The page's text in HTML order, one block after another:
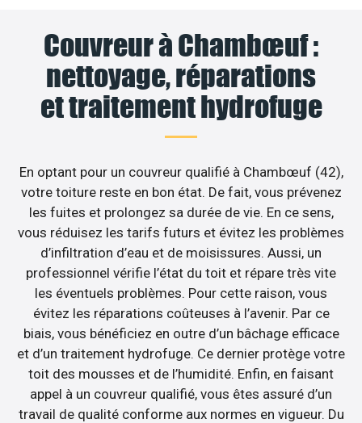
Couvreur à Chambœuf :
nettoyage, réparations
et traitement hydrofuge
En optant pour un couvreur qualifié à Chambœuf (42),
votre toiture reste en bon état. De fait, vous prévenez
les fuites et prolongez sa durée de vie. En ce sens,
vous réduisez les tarifs futurs et évitez les problèmes
d’infiltration d’eau et de moisissures. Aussi, un
professionnel vérifie l’état du toit et répare très vite
les éventuels problèmes. Pour cette raison, vous
évitez les réparations coûteuses à l’avenir. Par ce
biais, vous bénéficiez en outre d’un bâchage efficace
et d’un traitement hydrofuge. Ce dernier protège votre
toit des mousses et de l’humidité. Enfin, en faisant
appel à un couvreur qualifié, vous êtes assuré d’un
travail de qualité conforme aux normes en vigueur. Du